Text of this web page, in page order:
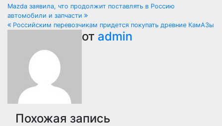
Навигация
по
записям
Mazda заявила, что продолжит поставлять в Россию
автомобили и запчасти
Российским перевозчикам придется покупать древние КамАЗы
от admin
Похожая запись